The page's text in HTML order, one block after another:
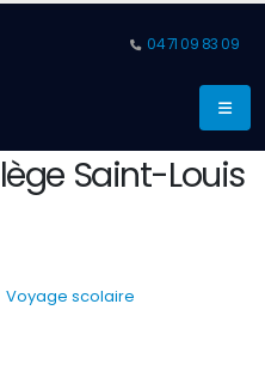
04 71 09 83 09
Saint-Louis
Voyage scolaire